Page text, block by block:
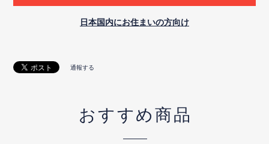
日本国内にお住まいの方向け
通報する
おすすめ商品